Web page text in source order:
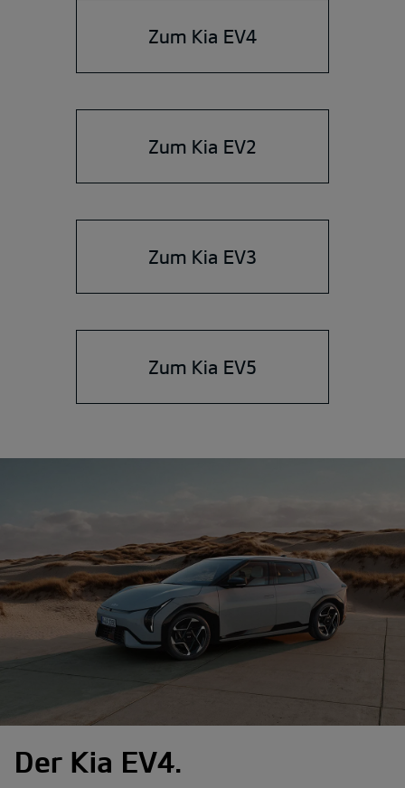
Zum Kia EV4
Zum Kia EV2
Zum Kia EV3
Zum Kia EV5
Der Kia EV4.